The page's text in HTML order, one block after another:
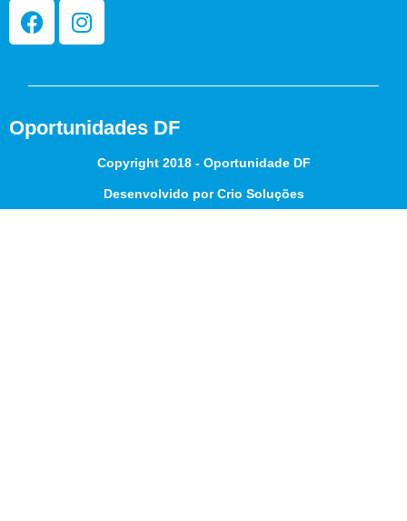
Oportunidades DF
Copyright 2018 - Oportunidade DF
Desenvolvido por Crio Soluções